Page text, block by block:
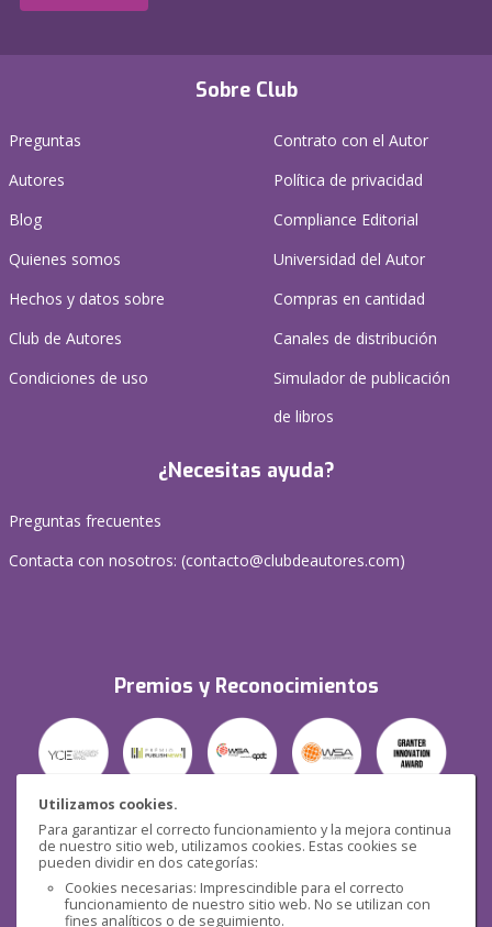
Utilizamos cookies.
Para garantizar el correcto funcionamiento y la mejora continua
de nuestro sitio web, utilizamos cookies. Estas cookies se
pueden dividir en dos categorías:
Cookies necesarias: Imprescindible para el correcto
funcionamiento de nuestro sitio web. No se utilizan con
fines analíticos o de seguimiento.
Sobre Club
Preguntas
Autores
Blog
Quienes somos
Hechos y datos sobre
Club de Autores
Condiciones de uso
Contrato con el Autor
Política de privacidad
Compliance Editorial
Universidad del Autor
Compras en cantidad
Canales de distribución
Simulador de publicación
de libros
¿Necesitas ayuda?
Preguntas frecuentes
Contacta con nosotros: (contacto@clubdeautores.com)
Premios y Reconocimientos
Seguridad